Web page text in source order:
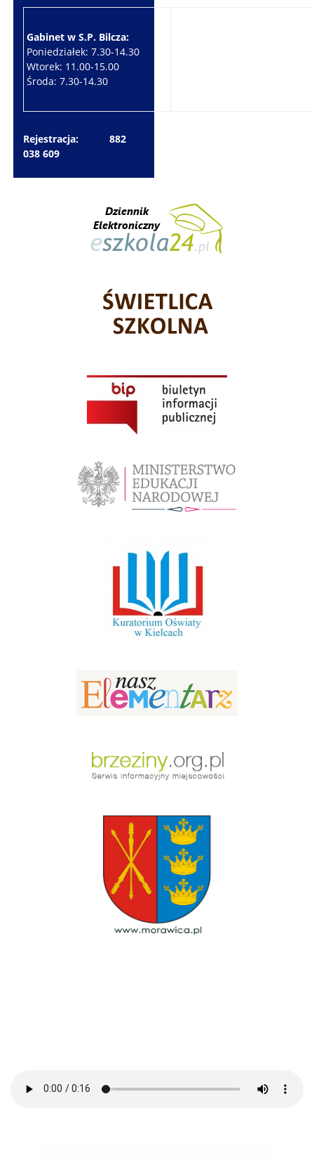
Gabinet w S.P. Bilcza:
Poniedziałek: 7.30-14.30
Wtorek: 11.00-15.00
Środa: 7.30-14.30
Rejestracja: 882
038 609